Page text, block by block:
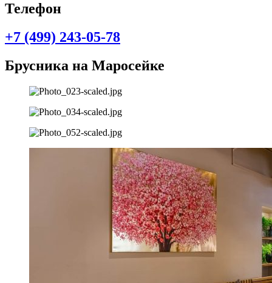
Телефон
+7 (499) 243-05-78
Брусника на Маросейке